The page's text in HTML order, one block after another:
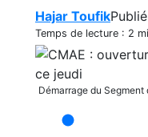
Hajar Toufik
Temps de lecture : 2
Démarrage du